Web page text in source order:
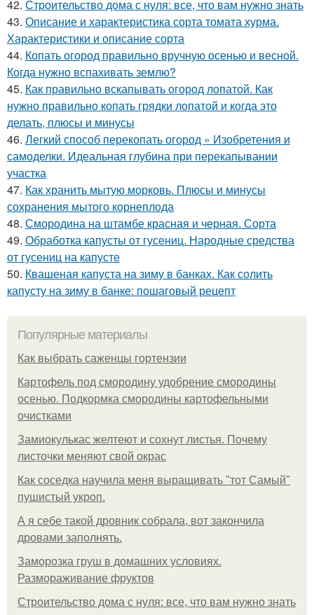
42. Строительство дома с нуля: все, что вам нужно знать
43. Описание и характеристика сорта томата хурма.
Характеристики и описание сорта
44. Копать огород правильно вручную осенью и весной.
Когда нужно вспахивать землю?
45. Как правильно вскапывать огород лопатой. Как
нужно правильно копать грядки лопатой и когда это
делать, плюсы и минусы
46. Легкий способ перекопать огород » Изобретения и
самоделки. Идеальная глубина при перекапывании
участка
47. Как хранить мытую морковь. Плюсы и минусы
сохранения мытого корнеплода
48. Смородина на штамбе красная и черная. Сорта
49. Обработка капусты от гусениц. Народные средства
от гусениц на капусте
50. Квашеная капуста на зиму в банках. Как солить
капусту на зиму в банке: пошаговый рецепт
Популярные материалы
Как выбрать саженцы гортензии
Картофель под смородину удобрение смородины
осенью. Подкормка смородины картофельными
очистками
Замиокулькас желтеют и сохнут листья. Почему
листочки меняют свой окрас
Как соседка научила меня выращивать "тот Самый"
пушистый укроп.
А я себе такой дровник собрала, вот закончила
дровами заполнять.
Заморозка груш в домашних условиях.
Размораживание фруктов
Строительство дома с нуля: все, что вам нужно знать